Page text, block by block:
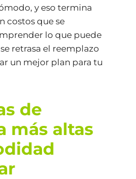
y eso termina
costos que se
lo que puede
retrasa el reemplazo
un mejor plan para tu
de
más altas